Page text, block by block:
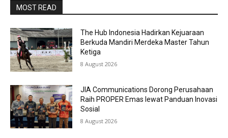
MOST READ
The Hub Indonesia Hadirkan Kejuaraan
Berkuda Mandiri Merdeka Master Tahun
Ketiga
8 August 2026
JIA Communications Dorong Perusahaan
Raih PROPER Emas lewat Panduan Inovasi
Sosial
8 August 2026